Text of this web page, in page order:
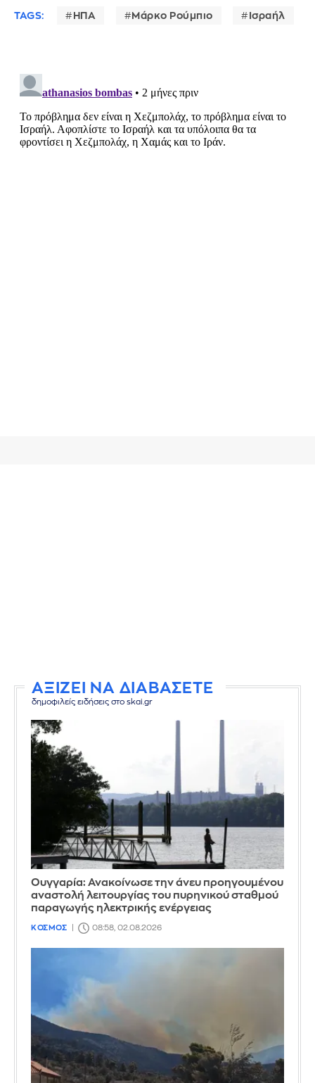
TAGS: ΗΠΑ Μάρκο Ρούμπιο Ισραήλ
ΑΞΙΖΕΙ ΝΑ ΔΙΑΒΑΣΕΤΕ
δημοφιλείς ειδήσεις στο skai.gr
Ουγγαρία: Ανακοίνωσε την άνευ προηγουμένου
αναστολή λειτουργίας του πυρηνικού σταθμού
παραγωγής ηλεκτρικής ενέργειας
ΚΟΣΜΟΣ 08:58, 02.08.2026